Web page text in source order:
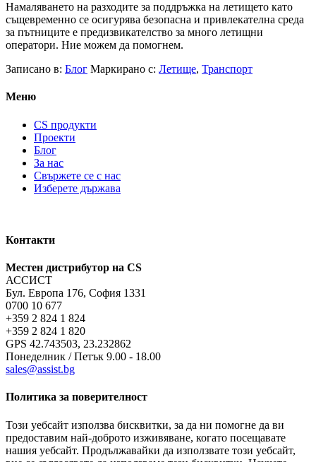
Намаляването на разходите за поддръжка на летището като
същевременно се осигурява безопасна и привлекателна среда
за пътниците е предизвикателство за много летищни
оператори. Ние можем да помогнем.
Записано в: Блог Маркирано с: Летище, Транспорт
Меню
CS продукти
Проекти
Блог
За нас
Свържете се с нас
Изберете държава
Контакти
Местен дистрибутор на CS
АССИСТ
Бул. Европа 176, София 1331
0700 10 677
+359 2 824 1 824
+359 2 824 1 820
GPS 42.743503, 23.232862
Понеделник / Петък 9.00 - 18.00
sales@assist.bg
Политика за поверителност
Този уебсайт използва бисквитки, за да ни помогне да ви
предоставим най-доброто изживяване, когато посещавате
нашия уебсайт. Продължавайки да използвате този уебсайт,